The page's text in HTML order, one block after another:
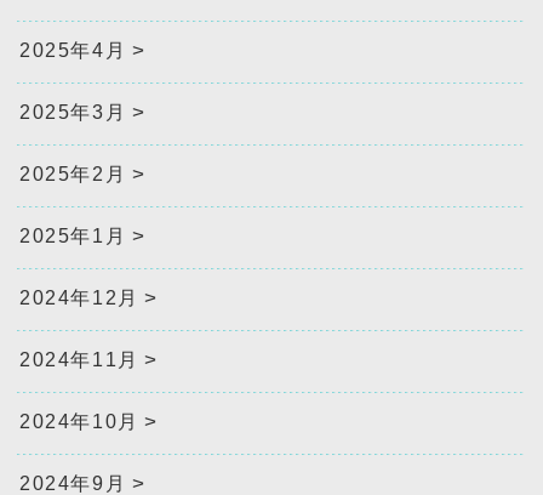
2025年4月
2025年3月
2025年2月
2025年1月
2024年12月
2024年11月
2024年10月
2024年9月